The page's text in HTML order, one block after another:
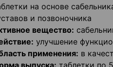
на основе
и позвоночника
вещество:
улучшение
применения: в
выпуска: таблетки по